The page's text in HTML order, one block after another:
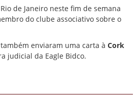
de Janeiro neste fim de semana
do clube associativo sobre o
enviaram uma carta à Cork
judicial da Eagle Bidco.